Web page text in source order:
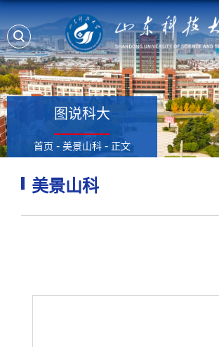
图说科大
首页 - 美景山科 - 正文
美景山科